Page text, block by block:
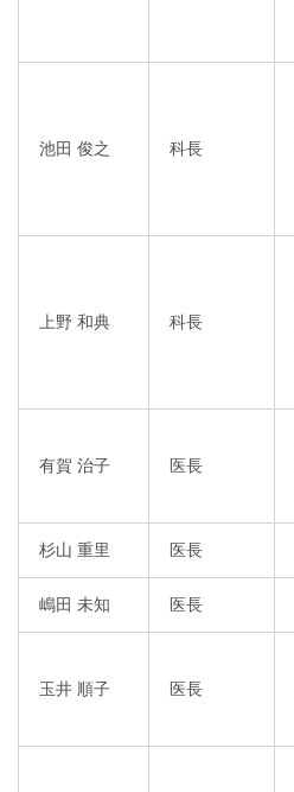
池田 俊之 科長
上野 和典 科長
有賀 治子 医長
杉山 重里 医長
嶋田 未知 医長
玉井 順子 医長